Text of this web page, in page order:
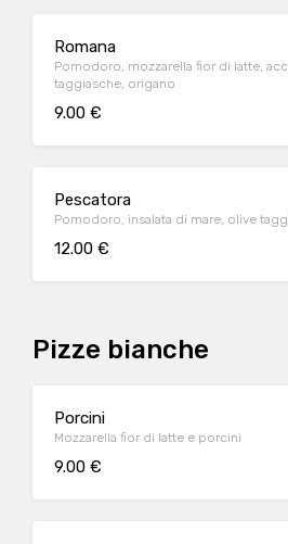
Romana
Pomodoro, mozzarella fior di latte,
taggiasche, origano
9.00 €
Pescatora
Pomodoro, insalata di mare, olive
12.00 €
Pizze bianche
Porcini
Mozzarella fior di latte e porcini
9.00 €